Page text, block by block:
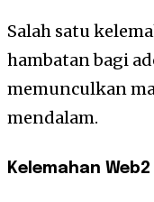
Salah satu
hambatan bagi
memunculkan
mendalam.
Kelemahan Web2